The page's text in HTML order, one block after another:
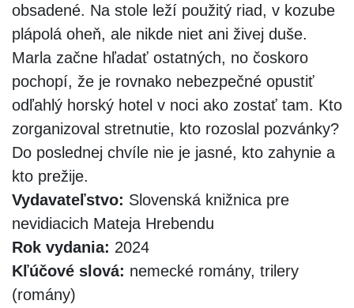
obsadené. Na stole leží použitý riad, v kozube
plápolá oheň, ale nikde niet ani živej duše.
Marla začne hľadať ostatných, no čoskoro
pochopí, že je rovnako nebezpečné opustiť
odľahlý horský hotel v noci ako zostať tam. Kto
zorganizoval stretnutie, kto rozoslal pozvánky?
Do poslednej chvíle nie je jasné, kto zahynie a
kto prežije.
Vydavateľstvo: Slovenská knižnica pre
nevidiacich Mateja Hrebendu
Rok vydania: 2024
Kľúčové slová: nemecké romány, trilery
(romány)